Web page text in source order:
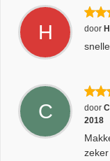
H door
C door
2018